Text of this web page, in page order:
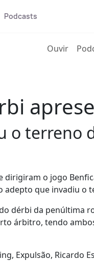
Podcasts
Ouvir
o terreno
dirigiram o jogo
adepto que invadiu
dérbi da penúltima
árbitro, tendo
Expulsão, Ricardo